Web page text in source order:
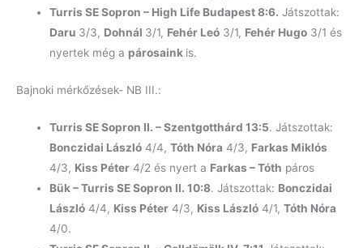
Turris SE Sopron – High Life Budapest 8:6. Játszottak:
Daru 3/3, Dohnál 3/1, Fehér Leó 3/1, Fehér Hugo 3/1 és
nyertek még a párosaink is.
Bajnoki mérkőzések- NB III.:
Turris SE Sopron II. – Szentgotthárd 13:5. Játszottak:
Bonczidai László 4/4,Tóth Nóra 4/3, Farkas Miklós
4/3, Kiss Péter 4/2 és nyert a Farkas – Tóth páros
Bük – Turris SE Sopron II. 10:8. Játszottak: Bonczidai
László 4/4, Kiss Péter 4/3, Kiss László 4/1,Tóth Nóra
4/0.